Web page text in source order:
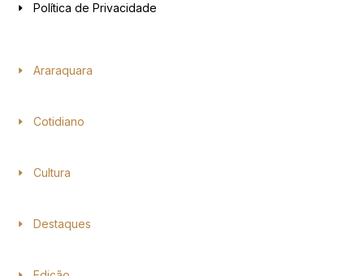
Política de Privacidade
Araraquara
Cotidiano
Cultura
Destaques